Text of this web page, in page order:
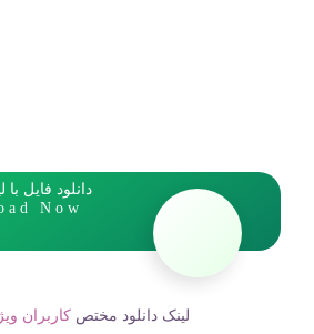
دانلود فایل
Now
لینک دانلود مختص کاربران